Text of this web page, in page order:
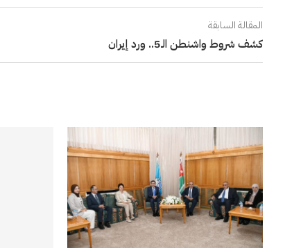
المقالة السابقة
كشف شروط واشنطن الـ5.. ورد إيران